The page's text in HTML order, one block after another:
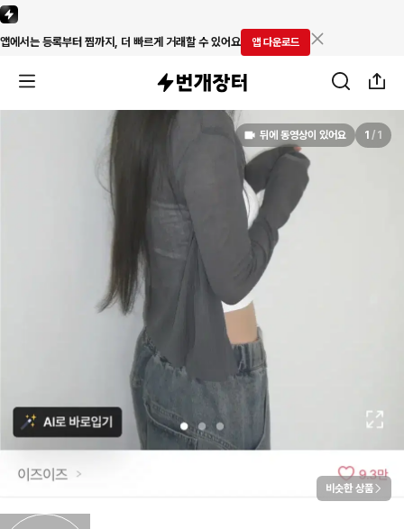
앱에서는 등록부터 찜까지, 더 빠르게 거래할 수 있어요 앱 다운로드
뒤에 동영상이 있어요 1 / 1
비슷한 상품